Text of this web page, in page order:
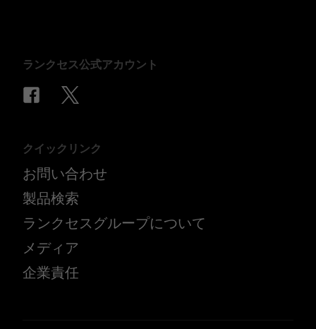
ランクセス公式アカウント
クイックリンク
お問い合わせ
製品検索
ランクセスグループについて
メディア
企業責任